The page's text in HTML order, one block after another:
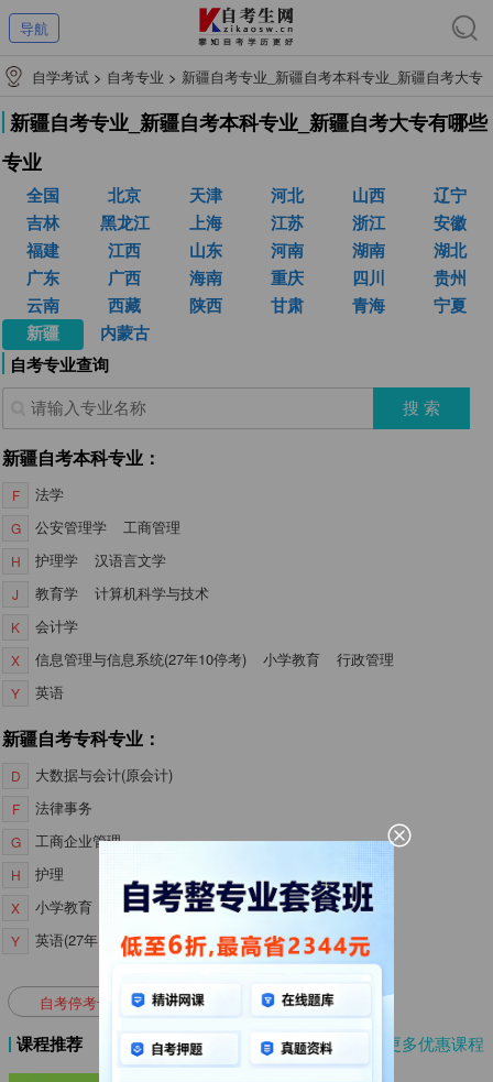
导航
自学考试 > 自考专业 > 新疆自考专业_新疆自考本科专业_新疆自考大专
有哪些专业
新疆自考专业_新疆自考本科专业_新疆自考大专有哪些
专业
全国 北京 天津 河北 山西
辽宁
吉林
黑龙江 上海 江苏 浙江
安徽
福建
江西 山东 河南 湖南
湖北
广东
广西 海南 重庆 四川
贵州
云南
西藏 陕西 甘肃 青海
宁夏
新疆
内蒙古
自考专业查询
新疆自考本科专业：
F 法学
G 公安管理学 工商管理
H 护理学 汉语言文学
J 教育学 计算机科学与技术
K 会计学
X 信息管理与信息系统(27年10停考) 小学教育 行政管理
Y 英语
新疆自考专科专业：
D 大数据与会计(原会计)
F 法律事务
G 工商企业管理
H 护理
X 小学教育 行政管理
Y 英语(27年10停考)
自考停考专业
更多优惠课程
课程推荐